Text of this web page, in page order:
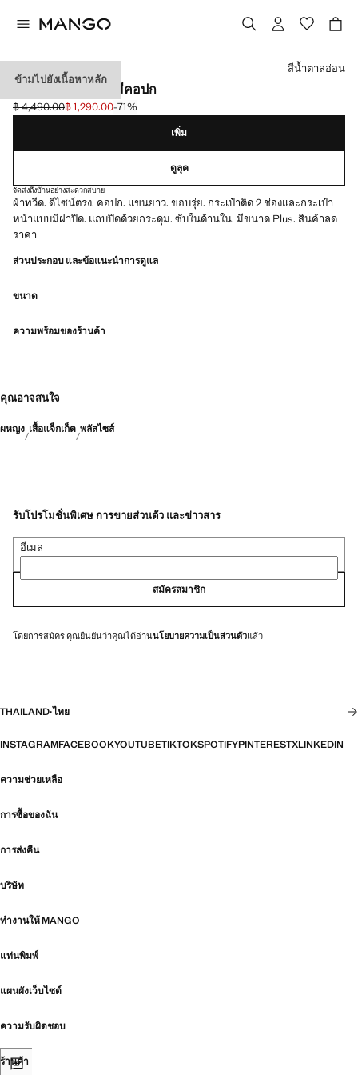
ข้ามไปยังเนื้อหาหลัก
เสื้อแจ็คเก็ตผ้าทวีตมีคอปก
ลดราคาเริ่มต้น [฿ 4,490.00 ]
฿ 4,490.00
ราคาปัจจุบัน [฿ 1,290.00 ]
฿ 1,290.00-71%
เลือกสี
สีน้ำตาลอ่อน
เพิ่ม
ดูลุค
จัดส่งถึงบ้านอย่างสะดวกสบาย
ผ้าทวีด. ดีไซน์ตรง. คอปก. แขนยาว. ขอบรุ่ย. กระเป๋าติด 2 ช่องและกระเป๋า
หน้าแบบมีฝาปิด. แถบปิดด้วยกระดุม. ซับในด้านใน. มีขนาด Plus. สินค้าลด
ราคา
ส่วนประกอบ และข้อแนะนำการดูแล
ขนาด
ความพร้อมของร้านค้า
คุณอาจสนใจ
ผหญง เสื้อแจ็กเก็ต พลัสไซส์
รับโปรโมชั่นพิเศษ การขายส่วนตัว และข่าวสาร
อีเมล
สมัครสมาชิก
โดยการสมัคร คุณยืนยันว่าคุณได้อ่านนโยบายความเป็นส่วนตัวแล้ว
THAILAND·ไทย
INSTAGRAMFACEBOOKYOUTUBETIKTOKSPOTIFYPINTERESTXLINKEDIN
ความช่วยเหลือ
การซื้อของฉัน
การส่งคืน
บริษัท
ทำงานให้ MANGO
แท่นพิมพ์
แผนผังเว็บไซต์
ความรับผิดชอบ
ร้านค้า